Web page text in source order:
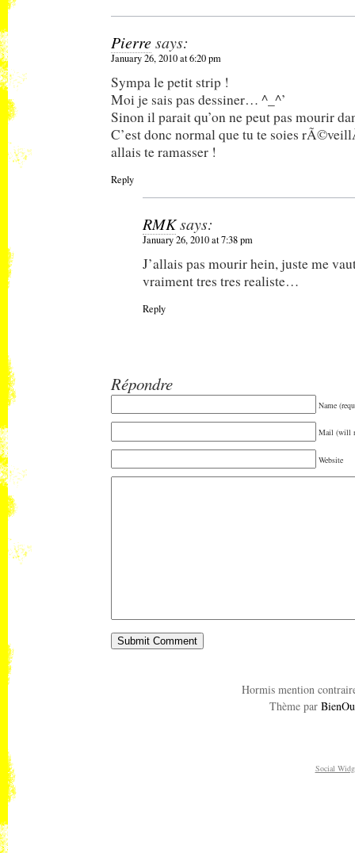
Pierresays:
January 26, 2010 at 6:20 pm
Sympa le petit strip !
Moi je sais pas dessiner… ^_^’
Sinon il parait qu’on ne peut pas mourir
C’est donc normal que tu te soies
allais te ramasser !
Reply
RMKsays:
January 26, 2010 at 7:38 pm
J’allais pas mourir hein, juste me
vraiment tres tres realiste…
Reply
Répondre
Name
Mail (will
Website
Hormis mention
Thème par
Social